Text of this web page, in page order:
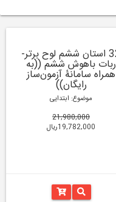
32 استان ششم لوح برتر-
ربات باهوش ششم ((به
همراه سامانۀ آزمون‌ساز
رایگان))
موضوع: ابتدایی
21,980,000
19,782,000ریال